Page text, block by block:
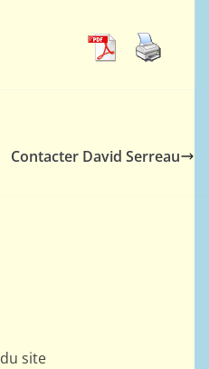
Contacter David Serreau
site